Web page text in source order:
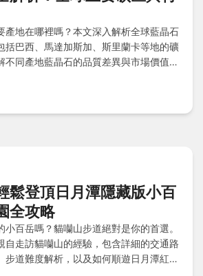
產地在哪裡嗎？本文深入解析全球藍晶石
括巴西、馬達加斯加、斯里蘭卡等地的礦
不同產地藍晶石的品質差異與市場價值，
鬆登頂日月潭隱藏版小百
全攻略
百岳嗎？貓囒山步道絕對是你的首選。
自走訪貓囒山的經驗，包含詳細的交通路
步道難度解析，以及如何順遊日月潭紅茶